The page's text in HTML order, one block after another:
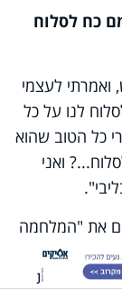
כח לסלוח
ואמרתי לעצמי
לנו על כל
כל הטוב שהוא
ואני
את "המלחמה
ושיקומם –
כוחות